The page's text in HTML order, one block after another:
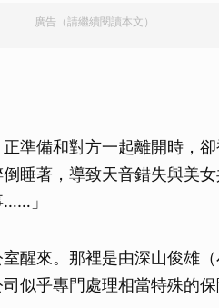
廣告（請繼續閱讀本文）
準備和對方一起離開時，
睡著，導致天音錯失與美
」
醒來。那裡是由深山俊雄
似乎專門處理相當特殊的